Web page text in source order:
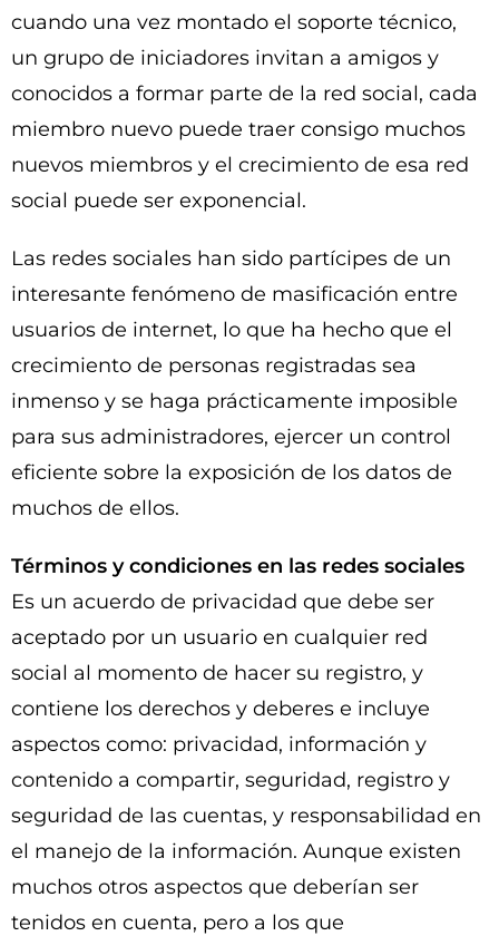
cuando una vez montado el soporte técnico,
un grupo de iniciadores invitan a amigos y
conocidos a formar parte de la red social, cada
miembro nuevo puede traer consigo muchos
nuevos miembros y el crecimiento de esa red
social puede ser exponencial.
Las redes sociales han sido partícipes de un
interesante fenómeno de masificación entre
usuarios de internet, lo que ha hecho que el
crecimiento de personas registradas sea
inmenso y se haga prácticamente imposible
para sus administradores, ejercer un control
eficiente sobre la exposición de los datos de
muchos de ellos.
Términos y condiciones en las redes sociales
Es un acuerdo de privacidad que debe ser
aceptado por un usuario en cualquier red
social al momento de hacer su registro, y
contiene los derechos y deberes e incluye
aspectos como: privacidad, información y
contenido a compartir, seguridad, registro y
seguridad de las cuentas, y responsabilidad en
el manejo de la información. Aunque existen
muchos otros aspectos que deberían ser
tenidos en cuenta, pero a los que